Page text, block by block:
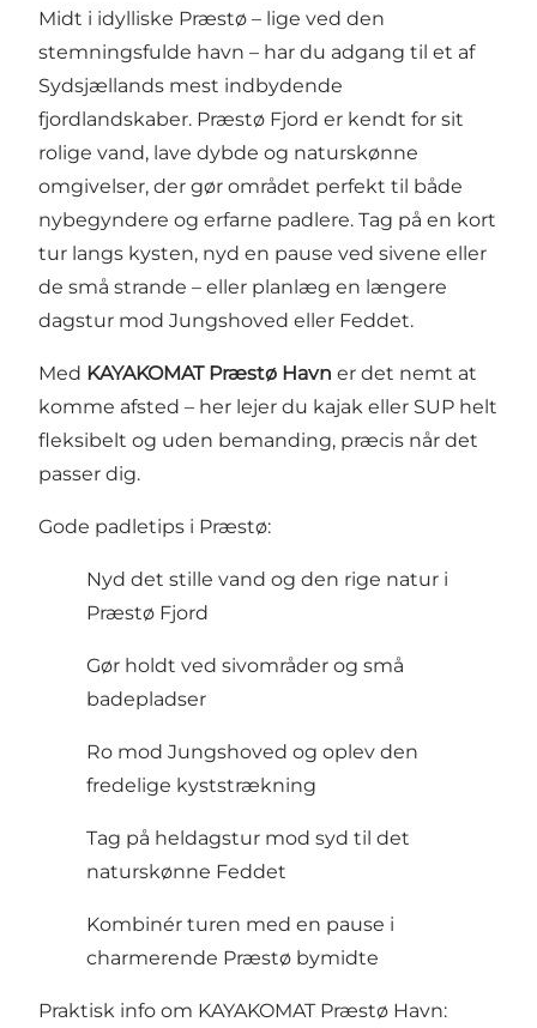
Midt i idylliske Præstø – lige ved den
stemningsfulde havn – har du adgang til et af
Sydsjællands mest indbydende
fjordlandskaber. Præstø Fjord er kendt for sit
rolige vand, lave dybde og naturskønne
omgivelser, der gør området perfekt til både
nybegyndere og erfarne padlere. Tag på en kort
tur langs kysten, nyd en pause ved sivene eller
de små strande – eller planlæg en længere
dagstur mod Jungshoved eller Feddet.
Med KAYAKOMAT Præstø Havn er det nemt at
komme afsted – her lejer du kajak eller SUP helt
fleksibelt og uden bemanding, præcis når det
passer dig.
Gode padletips i Præstø:
Nyd det stille vand og den rige natur i
Præstø Fjord
Gør holdt ved sivområder og små
badepladser
Ro mod Jungshoved og oplev den
fredelige kyststrækning
Tag på heldagstur mod syd til det
naturskønne Feddet
Kombinér turen med en pause i
charmerende Præstø bymidte
Praktisk info om KAYAKOMAT Præstø Havn: